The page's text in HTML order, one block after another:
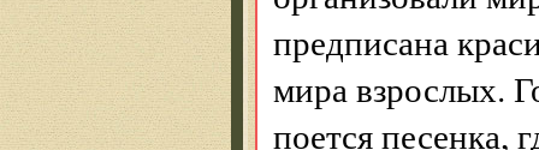
предписана
мира взрослых.
поется песенка,